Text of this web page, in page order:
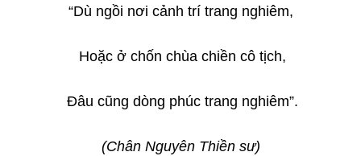
“Dù ngồi nơi cảnh trí trang nghiêm,
Hoặc ở chốn chùa chiền cô tịch,
Đâu cũng dòng phúc trang nghiêm”.
(Chân Nguyên Thiền sư)